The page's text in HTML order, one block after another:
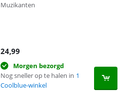
Muzikanten
24,99
Morgen bezorgd
Nog sneller op te halen in 1
Coolblue-winkel